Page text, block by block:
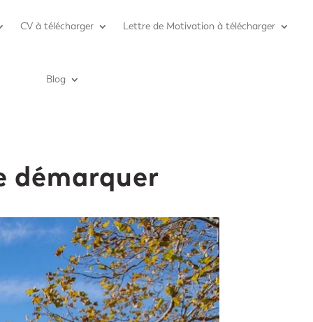
CV à télécharger Lettre de Motivation à télécharger
Blog
démarquer